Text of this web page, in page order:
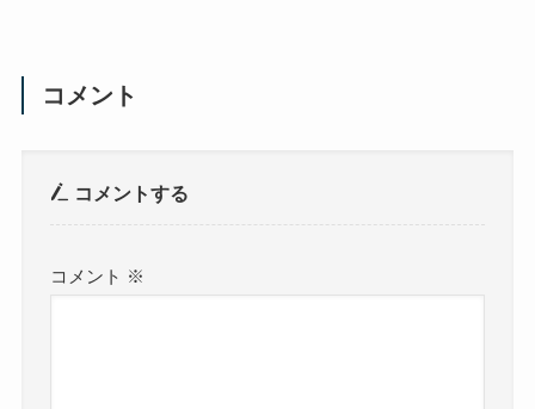
コメント
コメントする
コメント ※